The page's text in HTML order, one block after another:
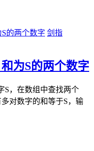
剑指
为S的两个数字
S，在数组中查找两个
对数字的和等于S，输